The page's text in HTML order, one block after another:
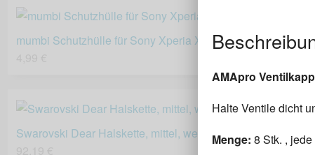
mumbi Schutzhülle für Sony Xperia XZ / XZs Hülle
Swarovski Dear Halskette, mittel, weiss
AMApro
Halte Ventile dicht
Menge: 8 Stk. ,